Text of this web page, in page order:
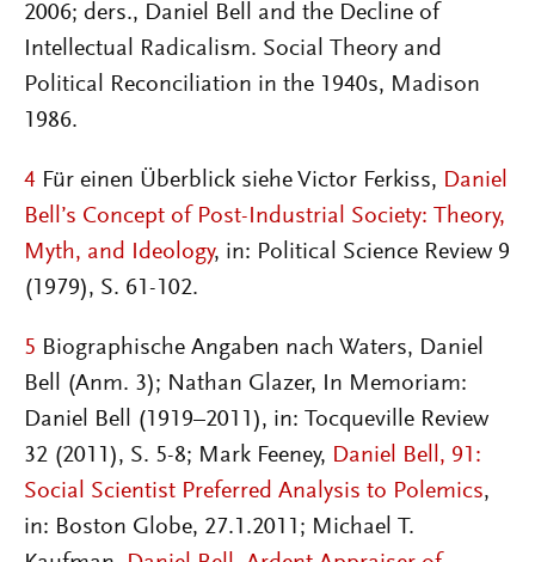
2006; ders., Daniel Bell and the Decline of
Intellectual Radicalism. Social Theory and
Political Reconciliation in the 1940s, Madison
1986.
4 Für einen Überblick siehe Victor Ferkiss, Daniel
Bell’s Concept of Post-Industrial Society: Theory,
Myth, and Ideology, in: Political Science Review 9
(1979), S. 61-102.
5 Biographische Angaben nach Waters, Daniel
Bell (Anm. 3); Nathan Glazer, In Memoriam:
Daniel Bell (1919–2011), in: Tocqueville Review
32 (2011), S. 5-8; Mark Feeney, Daniel Bell, 91:
Social Scientist Preferred Analysis to Polemics,
in: Boston Globe, 27.1.2011; Michael T.